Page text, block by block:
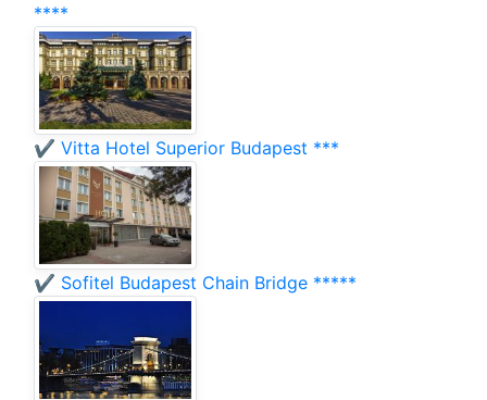
****
✔️ Vitta Hotel Superior Budapest ***
✔️ Sofitel Budapest Chain Bridge *****